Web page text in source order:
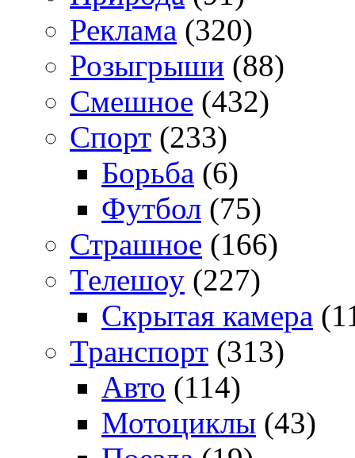
Реклама (320)
Розыгрыши (88)
Смешное (432)
Спорт (233)
Борьба (6)
Футбол (75)
Страшное (166)
Телешоу (227)
Скрытая камера
Транспорт (313)
Авто (114)
Мотоциклы (43)